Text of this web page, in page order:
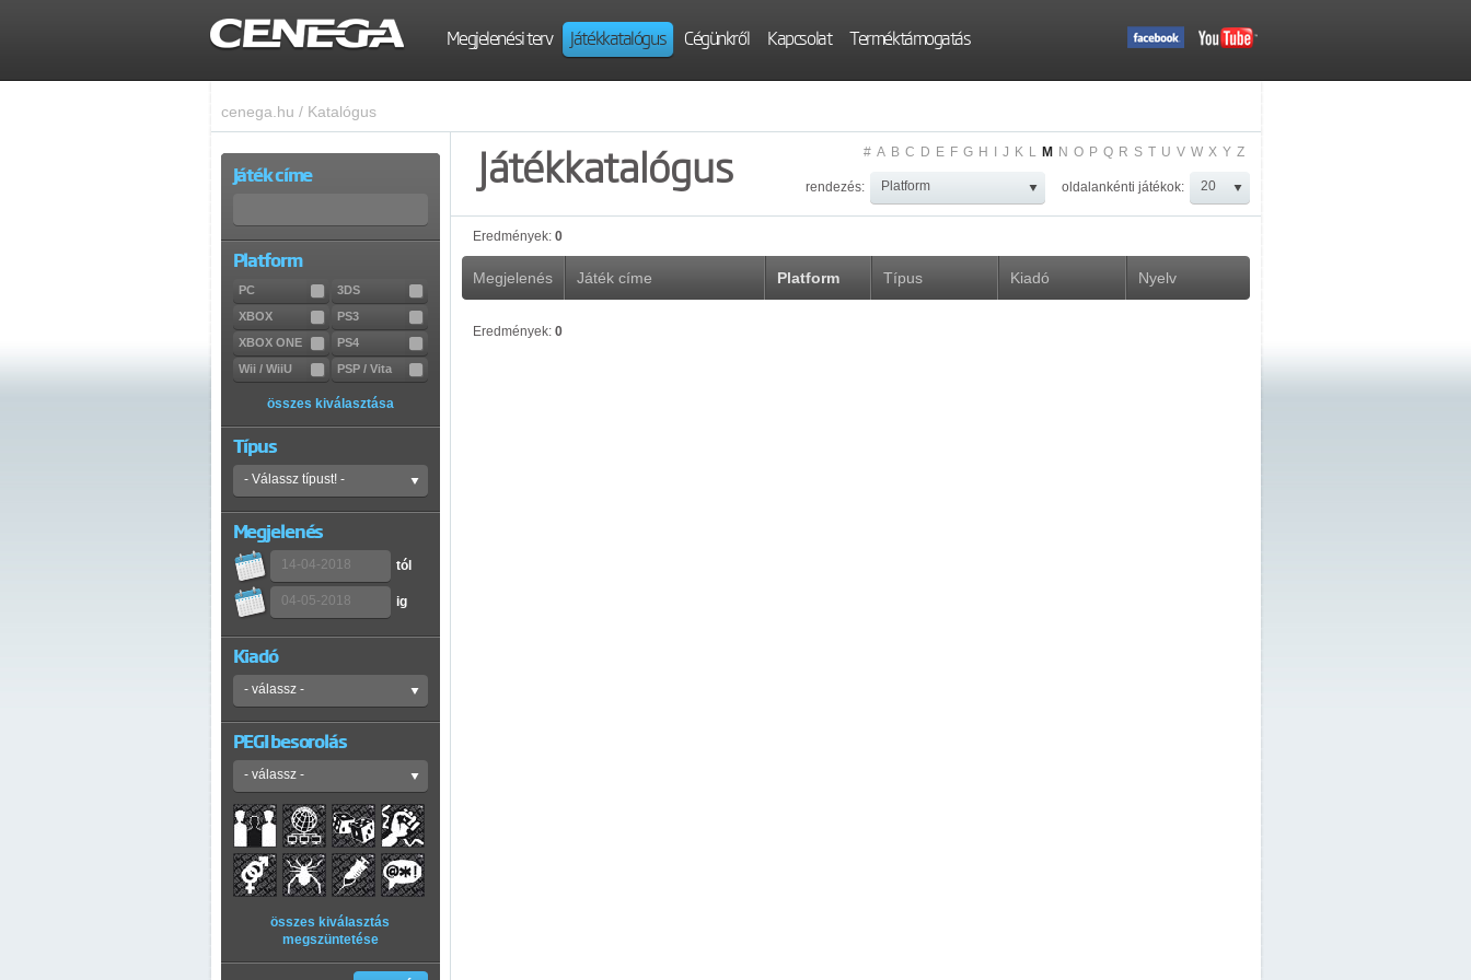
Megjelenési terv Játékkatalógus Cégünkről Kapcsolat Terméktámogatás
cenega.hu / Katalógus
Játék címe
Platform
PC
3DS
XBOX
PS3
XBOX ONE
PS4
Wii / WiiU
PSP / Vita
összes kiválasztása
Típus
Megjelenés
tól
ig
Kiadó
PEGI besorolás
összes kiválasztás
megszüntetése
Játékkatalógus # A B C D E F G H J K L M N O P Q R S T U V W X Y Z
rendezés: oldalankénti játékok:
Eredmények: 0
Megjelenés Játék címe Platform Típus Kiadó Nyelv
Eredmények: 0